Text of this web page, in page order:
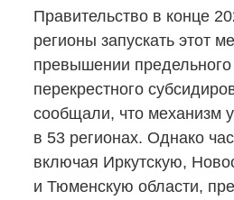
Правительство в конце
регионы запускать этот
превышении предельного
перекрестного
сообщали, что механизм
в 53 регионах. Однако
включая Иркутскую,
и Тюменскую области,